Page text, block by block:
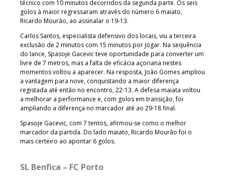
técnico com 10 minutos decorridos da segunda parte. Os seis
golos à maior regressaram através do número 6 maiato,
Ricardo Mourão, ao assinalar o 19-13.
Carlos Santos, especialista defensivo dos locais, viu a terceira
exclusão de 2 minutos com 15 minutos por jogar. Na sequência
do lance, Spasoje Gacevic teve oportunidade para converter um
livre de 7 metros, mas a falta de eficácia açoriana nestes
momentos voltou a aparecer. Na resposta, João Gomes ampliou
a vantagem para nove, conquistando a maior diferença
registada até então no encontro, 22-13. A defesa maiata voltou
a melhorar a performance e, com golos em transição, foi
ampliando a diferença no marcador até ao 29-18 final.
Spasoje Gacevic, com 7 tentos, afirmou-se como o melhor
marcador da partida. Do lado maiato, Ricardo Mourão foi o
mais certeiro ao apontar 6 golos.
SL Benfica – FC Porto